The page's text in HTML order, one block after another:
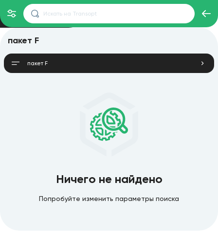
пакет F
пакет F
Ничего не найдено
Попробуйте изменить параметры поиска